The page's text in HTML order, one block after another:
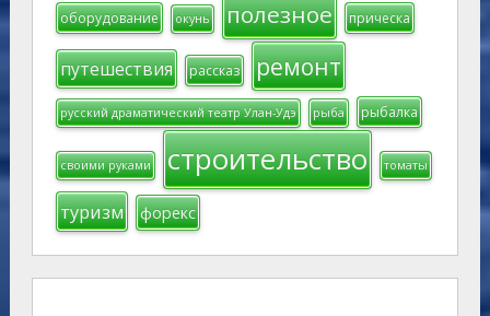
оборудование окунь полезное прическа
путешествия рассказ ремонт
русский драматический театр Улан-Удэ рыба рыбалка
своими руками строительство томаты
туризм форекс